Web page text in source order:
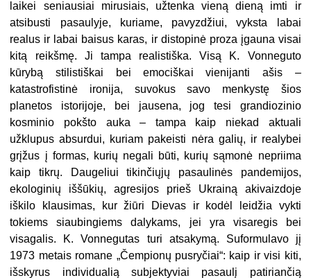
laikei seniausiai mirusiais, užtenka vieną dieną imti ir
atsibusti pasaulyje, kuriame, pavyzdžiui, vyksta labai
realus ir labai baisus karas, ir distopinė proza įgauna visai
kitą reikšmę. Ji tampa realistiška. Visą K. Vonneguto
kūrybą stilistiškai bei emociškai vienijanti ašis –
katastrofistinė ironija, suvokus savo menkystę šios
planetos istorijoje, bei jausena, jog tesi grandiozinio
kosminio pokšto auka – tampa kaip niekad aktuali
užklupus absurdui, kuriam pakeisti nėra galių, ir realybei
grįžus į formas, kurių negali būti, kurių sąmonė nepriima
kaip tikrų. Daugeliui tikinčiųjų pasaulinės pandemijos,
ekologinių iššūkių, agresijos prieš Ukrainą akivaizdoje
iškilo klausimas, kur žiūri Dievas ir kodėl leidžia vykti
tokiems siaubingiems dalykams, jei yra visaregis bei
visagalis. K. Vonnegutas turi atsakymą. Suformulavo jį
1973 metais romane „Čempionų pusryčiai“: kaip ir visi kiti,
išskyrus individualią subjektyviai pasaulį patiriančią